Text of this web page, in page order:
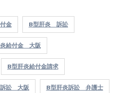
金 B型肝炎 訴訟
給付金 大阪
B型肝炎給付金請求
訴訟 大阪 B型肝炎訴訟 弁護士